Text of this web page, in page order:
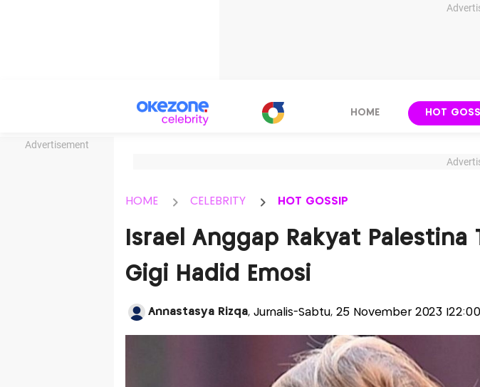
Advertisement
HOME HOT
HOME CELEBRITY HOT GOSSIP
Israel Anggap Rakyat Palestina
Gigi Hadid Emosi
Annastasya Rizqa, Jurnalis-Sabtu, 25 November 2023